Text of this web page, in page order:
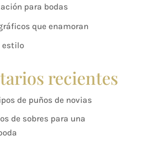
para bodas
que enamoran
estilo
recientes
de puños de novias
de sobres para una